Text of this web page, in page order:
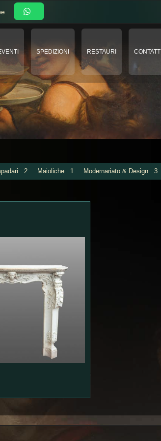
SPEDIZIONI RESTAURI CONTATTI
2 Maioliche 1 Modernariato & Design 3